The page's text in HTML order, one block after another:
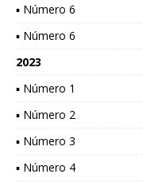
▪ Número 6
▪ Número 6
2023
▪ Número 1
▪ Número 2
▪ Número 3
▪ Número 4